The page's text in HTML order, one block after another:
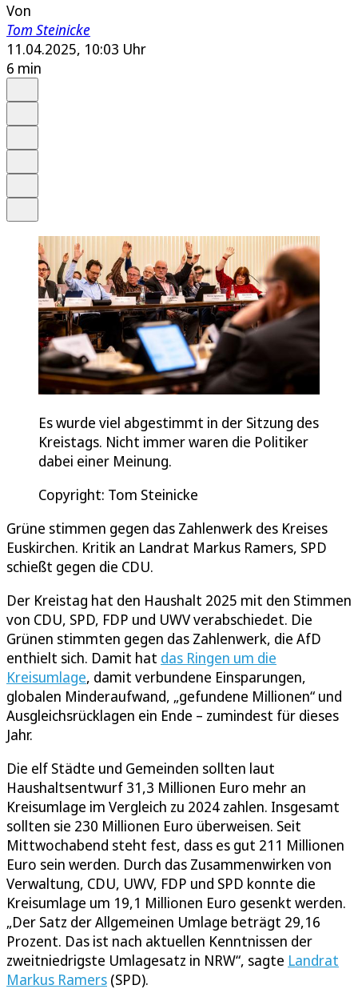
Von
Tom Steinicke
11.04.2025, 10:03 Uhr
6 min
Es wurde viel abgestimmt in der Sitzung des
Kreistags. Nicht immer waren die Politiker
dabei einer Meinung.
Copyright: Tom Steinicke
Grüne stimmen gegen das Zahlenwerk des Kreises
Euskirchen. Kritik an Landrat Markus Ramers, SPD
schießt gegen die CDU.
Der Kreistag hat den Haushalt 2025 mit den Stimmen
von CDU, SPD, FDP und UWV verabschiedet. Die
Grünen stimmten gegen das Zahlenwerk, die AfD
enthielt sich. Damit hat das Ringen um die
Kreisumlage, damit verbundene Einsparungen,
globalen Minderaufwand, „gefundene Millionen“ und
Ausgleichsrücklagen ein Ende – zumindest für dieses
Jahr.
Die elf Städte und Gemeinden sollten laut
Haushaltsentwurf 31,3 Millionen Euro mehr an
Kreisumlage im Vergleich zu 2024 zahlen. Insgesamt
sollten sie 230 Millionen Euro überweisen. Seit
Mittwochabend steht fest, dass es gut 211 Millionen
Euro sein werden. Durch das Zusammenwirken von
Verwaltung, CDU, UWV, FDP und SPD konnte die
Kreisumlage um 19,1 Millionen Euro gesenkt werden.
„Der Satz der Allgemeinen Umlage beträgt 29,16
Prozent. Das ist nach aktuellen Kenntnissen der
zweitniedrigste Umlagesatz in NRW“, sagte Landrat
Markus Ramers (SPD).